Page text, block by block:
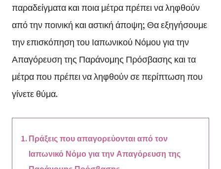
παραδείγματα και ποια μέτρα πρέπει να ληφθούν
από την ποινική και αστική άποψη; Θα εξηγήσουμε
την επισκόπηση του Ιαπωνικού Νόμου για την
Απαγόρευση της Παράνομης Πρόσβασης και τα
μέτρα που πρέπει να ληφθούν σε περίπτωση που
γίνετε θύμα.
Πράξεις που απαγορεύονται από τον
Ιαπωνικό Νόμο για την Απαγόρευση της